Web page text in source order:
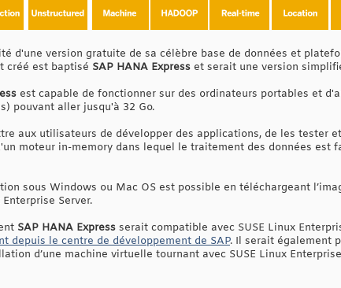
d'une version gratuite de sa célèbre base de données et
créé est baptisé SAP HANA Express et serait une version
est capable de fonctionner sur des ordinateurs portables et
pouvant aller jusqu'à 32 Go.
aux utilisateurs de développer des applications, de les tester
moteur in-memory dans lequel le traitement des données est
sous Windows ou Mac OS est possible en téléchargeant
Server.
SAP HANA Express serait compatible avec SUSE Linux
depuis le centre de développement de SAP. Il serait également
d’une machine virtuelle tournant avec SUSE Linux